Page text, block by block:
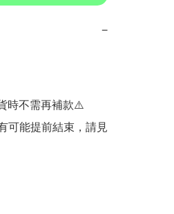
−
時不需再補款⚠️
可能提前結束，請見